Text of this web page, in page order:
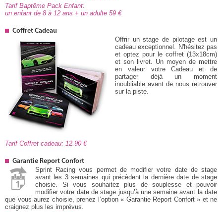
Tarif Baptême Pack Enfant:
un enfant de 8 à 12 ans + un adulte 59
Coffret Cadeau
Offrir un stage de pilotage est un
cadeau exceptionnel. N'hésitez pas
et optez pour le coffret (13x18cm)
et son livret. Un moyen de mettre
en valeur votre Cadeau et de
partager déjà un moment
inoubliable avant de nous retrouver
sur la piste.
Tarif Coffret cadeau: 12.90
Garantie Report Confort
Sprint Racing vous permet de modifier votre date de stage
avant les 3 semaines qui précèdent la dernière date de stage
choisie. Si vous souhaitez plus de souplesse et pouvoir
modifier votre date de stage jusqu’à une semaine avant la date
que vous aurez choisie, prenez l’option « Garantie Report Confort » et ne
craignez plus les imprévus.